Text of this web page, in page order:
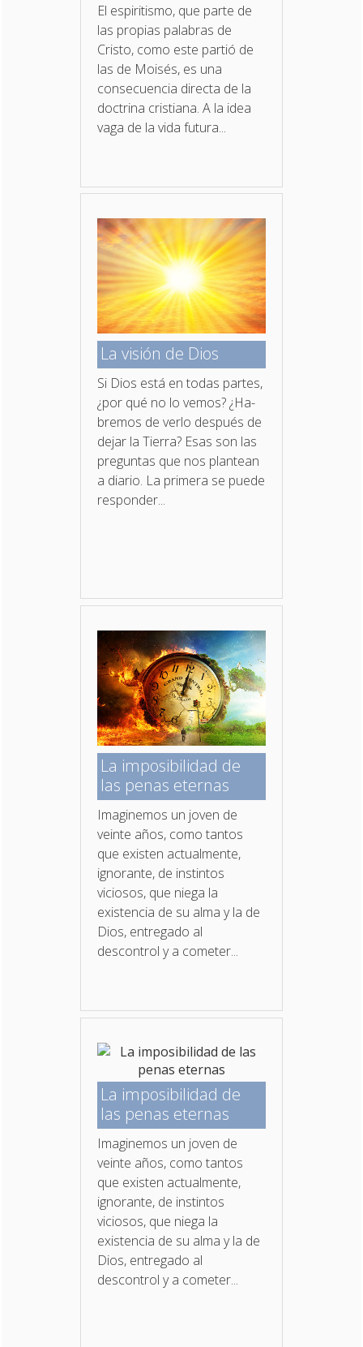
El espiritismo, que parte de
las propias palabras de
Cristo, como este partió de
las de Moisés, es una
consecuencia directa de la
doctrina cristiana. A la idea
vaga de la vida futura...
La visión de Dios
Si Dios está en todas partes,
¿por qué no lo vemos? ¿Ha­
bremos de verlo después de
dejar la Tierra? Esas son las
preguntas que nos plantean
a diario. La primera se puede
responder...
La imposibilidad de
las penas eternas
Imaginemos un joven de
veinte años, como tantos
que existen actualmente,
ignorante, de instintos
viciosos, que niega la
existencia de su alma y la de
Dios, entregado al
descontrol y a cometer...
La imposibilidad de
las penas eternas
Imaginemos un joven de
veinte años, como tantos
que existen actualmente,
ignorante, de instintos
viciosos, que niega la
existencia de su alma y la de
Dios, entregado al
descontrol y a cometer...